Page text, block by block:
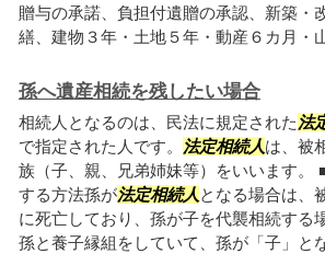
贈与の承諾、負担付遺贈の承認、新築・
繕、建物３年・土地５年・動産６カ月・
孫へ遺産相続を残したい場合
相続人となるのは、民法に規定された 法
で指定された人です。
法定相続人は、被
族（子、親、兄弟姉妹等）をいいます。
する方法孫が法定相続人 となる場合は、
に死亡しており、孫が子を代襲相続する
孫と養子縁組をしていて、孫が「子」と